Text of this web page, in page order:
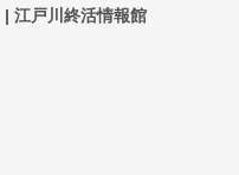
江戸川終活情報館